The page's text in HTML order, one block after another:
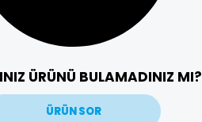
ÜRÜNÜ BULAMADINIZ MI?
ÜRÜN SOR